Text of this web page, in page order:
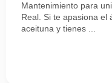
Mantenimiento para
Real. Si te apasiona el
aceituna y tienes ...